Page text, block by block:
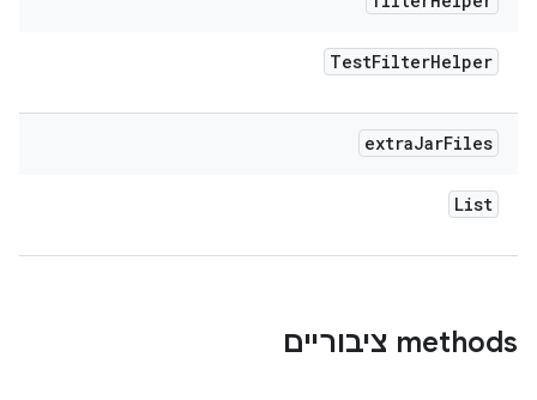
TestFilterHelper
extraJarFiles
List
‫methods ציבוריים